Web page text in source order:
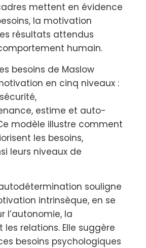
mettent en évidence
la motivation
résultats attendus
humain.
besoins de Maslow
en cinq niveaux :
estime et auto-
modèle illustre comment
les besoins,
leurs niveaux de
souligne
intrinsèque, en se
l’autonomie, la
relations. Elle suggère
besoins psychologiques